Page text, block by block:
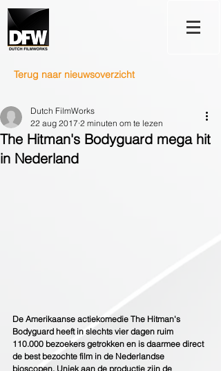
Terug naar nieuwsoverzicht
The Hitman's Bodyguard mega hit
in Nederland
Dutch FilmWorks
22 aug 2017 2 minuten om te lezen
De Amerikaanse actiekomedie The Hitman's
Bodyguard heeft in slechts vier dagen ruim
110.000 bezoekers getrokken en is daarmee direct
de best bezochte film in de Nederlandse
bioscopen. Uniek aan de productie zijn de